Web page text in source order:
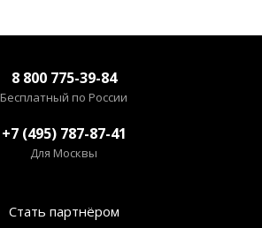
8 800 775-39-84
Бесплатный по России
+7 (495) 787-87-41
Для Москвы
Стать партнёром